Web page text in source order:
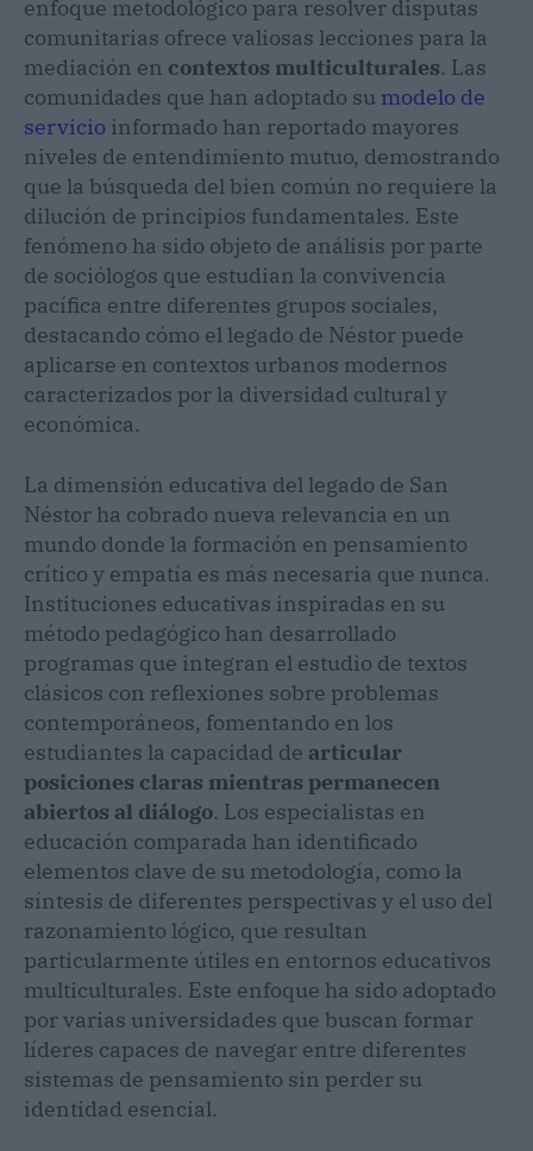
enfoque metodológico para resolver disputas
comunitarias ofrece valiosas lecciones para la
mediación en contextos multiculturales. Las
comunidades que han adoptado su modelo de
servicio informado han reportado mayores
niveles de entendimiento mutuo, demostrando
que la búsqueda del bien común no requiere la
dilución de principios fundamentales. Este
fenómeno ha sido objeto de análisis por parte
de sociólogos que estudian la convivencia
pacífica entre diferentes grupos sociales,
destacando cómo el legado de Néstor puede
aplicarse en contextos urbanos modernos
caracterizados por la diversidad cultural y
económica.
La dimensión educativa del legado de San
Néstor ha cobrado nueva relevancia en un
mundo donde la formación en pensamiento
crítico y empatía es más necesaria que nunca.
Instituciones educativas inspiradas en su
método pedagógico han desarrollado
programas que integran el estudio de textos
clásicos con reflexiones sobre problemas
contemporáneos, fomentando en los
estudiantes la capacidad de articular
posiciones claras mientras permanecen
abiertos al diálogo. Los especialistas en
educación comparada han identificado
elementos clave de su metodología, como la
síntesis de diferentes perspectivas y el uso del
razonamiento lógico, que resultan
particularmente útiles en entornos educativos
multiculturales. Este enfoque ha sido adoptado
por varias universidades que buscan formar
líderes capaces de navegar entre diferentes
sistemas de pensamiento sin perder su
identidad esencial.